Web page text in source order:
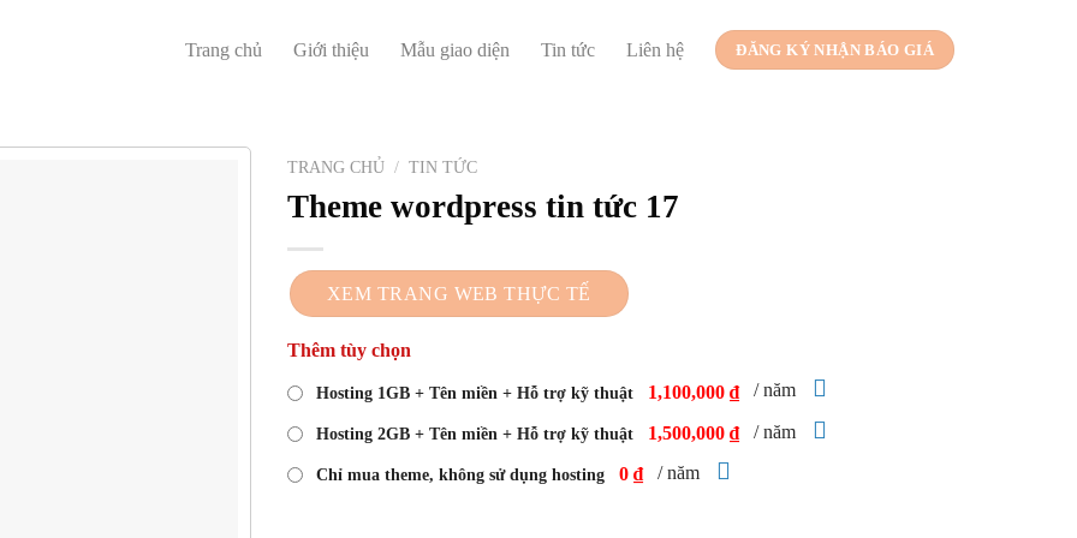
Trang chủ Giới thiệu Mẫu giao diện Tin tức Liên hệ ĐĂNG KÝ NHẬN BÁO GIÁ
TRANG CHỦ / TIN TỨC
Theme wordpress tin tức 17
XEM TRANG WEB THỰC TẾ
Thêm tùy chọn
Hosting 1GB + Tên miền + Hỗ trợ kỹ thuật 1,100,000 ₫ / năm
Hosting 2GB + Tên miền + Hỗ trợ kỹ thuật 1,500,000 ₫ / năm
Chỉ mua theme, không sử dụng hosting 0 ₫ / năm